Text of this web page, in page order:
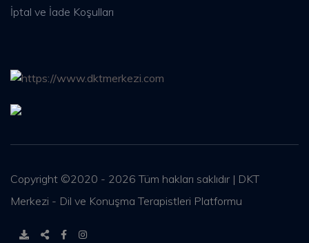
İptal ve İade Koşulları
Copyright ©2020 - 2026 Tüm hakları saklıdır | DKT
Merkezi - Dil ve Konuşma Terapistleri Platformu